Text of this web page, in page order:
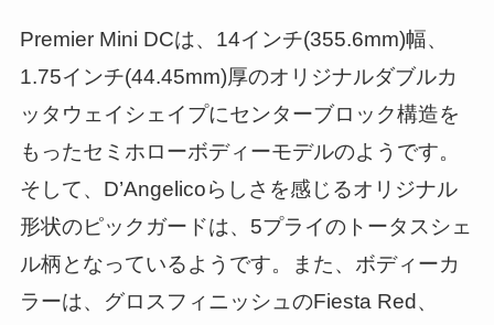
Premier Mini DCは、14インチ(355.6mm)幅、
1.75インチ(44.45mm)厚のオリジナルダブルカ
ッタウェイシェイプにセンターブロック構造を
もったセミホローボディーモデルのようです。
そして、D’Angelicoらしさを感じるオリジナル
形状のピックガードは、5プライのトータスシェ
ル柄となっているようです。また、ボディーカ
ラーは、グロスフィニッシュのFiesta Red、